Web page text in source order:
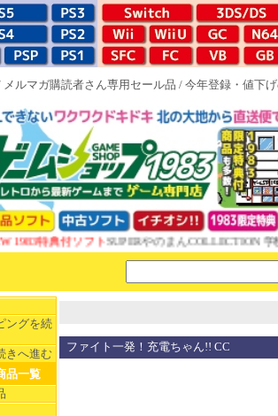
メルマガ購読者さん専用セール品 / 今年登録・値下
特典付ソフトSUPERやのまんCOLLECTION 学校で
ングを続
きへ進む
品一覧
ファイト一発！充電ちゃん!! CC